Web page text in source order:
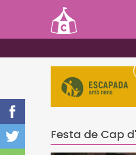
Festa de Cap